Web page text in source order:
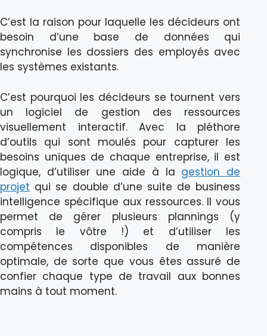
C’est la raison pour laquelle les décideurs ont
besoin d’une base de données qui
synchronise les dossiers des employés avec
les systèmes existants.
C’est pourquoi les décideurs se tournent vers
un logiciel de gestion des ressources
visuellement interactif. Avec la pléthore
d’outils qui sont moulés pour capturer les
besoins uniques de chaque entreprise, il est
logique, d’utiliser une aide à la gestion de
projet qui se double d’une suite de business
intelligence spécifique aux ressources. Il vous
permet de gérer plusieurs plannings (y
compris le vôtre !) et d’utiliser les
compétences disponibles de manière
optimale, de sorte que vous êtes assuré de
confier chaque type de travail aux bonnes
mains à tout moment.